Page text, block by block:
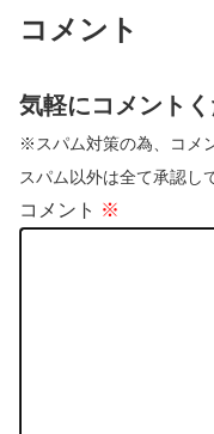
コメント
気軽にコメントく
※スパム対策の為、コメ
スパム以外は全て承認し
コメント ※